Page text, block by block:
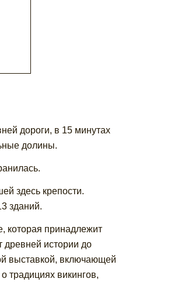
дороги, в 15 минутах
долины.
здесь крепости.
зданий.
которая принадлежит
древней истории до
выставкой, включающей
традициях викингов,